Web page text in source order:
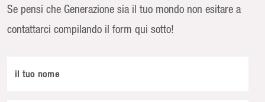
Se pensi che Generazione sia il tuo mondo non esitare a
contattarci compilando il form qui sotto!
il tuo nome